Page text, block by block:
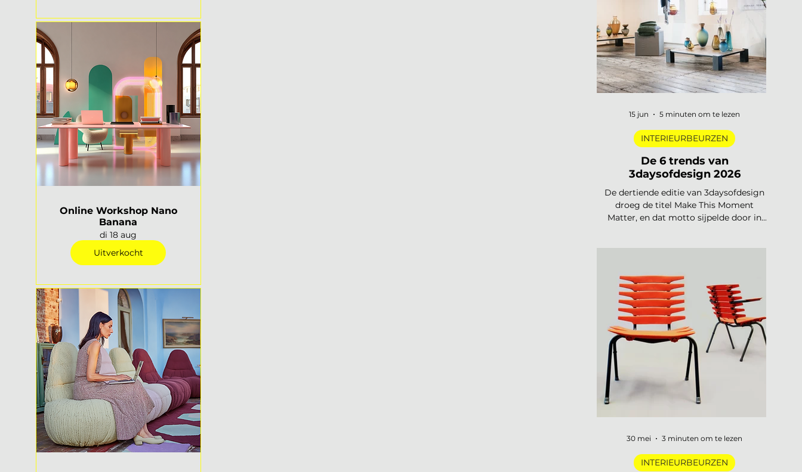
Online Workshop Nano
Banana
di 18 aug
Uitverkocht
augustus tot en met december 2026, op
datum gezet. Handig om vast in je
agenda te blokken. Welke
interieurbeurzen, designbeurzen
De 6 trends van
3daysofdesign 2026
De dertiende editie van 3daysofdesign
droeg de titel Make This Moment
Matter, en dat motto sijpelde door in
verdwenen. Wat overblijft is koeler,
eerlijker en doordachter: koel metaal,
lage zit, diep bordeaux en een duidelijke
voorkeur voor materiaal met een
verhaal. Dit zijn de zes trends die de
toon zetten voor 2026 en 2027. De 6
trends
INTERIEURBEURZEN
15 jun 5 minuten om te lezen
INTERIEURBEURZEN
30 mei 3 minuten om te lezen